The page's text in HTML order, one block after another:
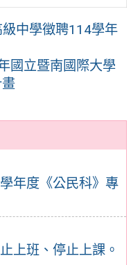
年度《公民科》專
上班、停止上課。
中學徵聘114學年
國立暨南國際大學